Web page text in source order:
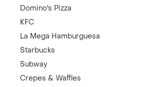
Domino's Pizza
KFC
La Mega Hamburguesa
Starbucks
Subway
Crepes & Waffles